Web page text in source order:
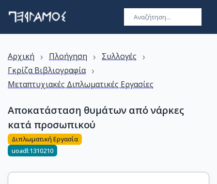
Αρχική › Πλοήγηση › Συλλογές ›
Γκρίζα Βιβλιογραφία ›
Μεταπτυχιακές Διπλωματικές Εργασίες
Αποκατάσταση θυμάτων από νάρκες
κατά προσωπικού
Διπλωματική Εργασία
uoadl:1310210